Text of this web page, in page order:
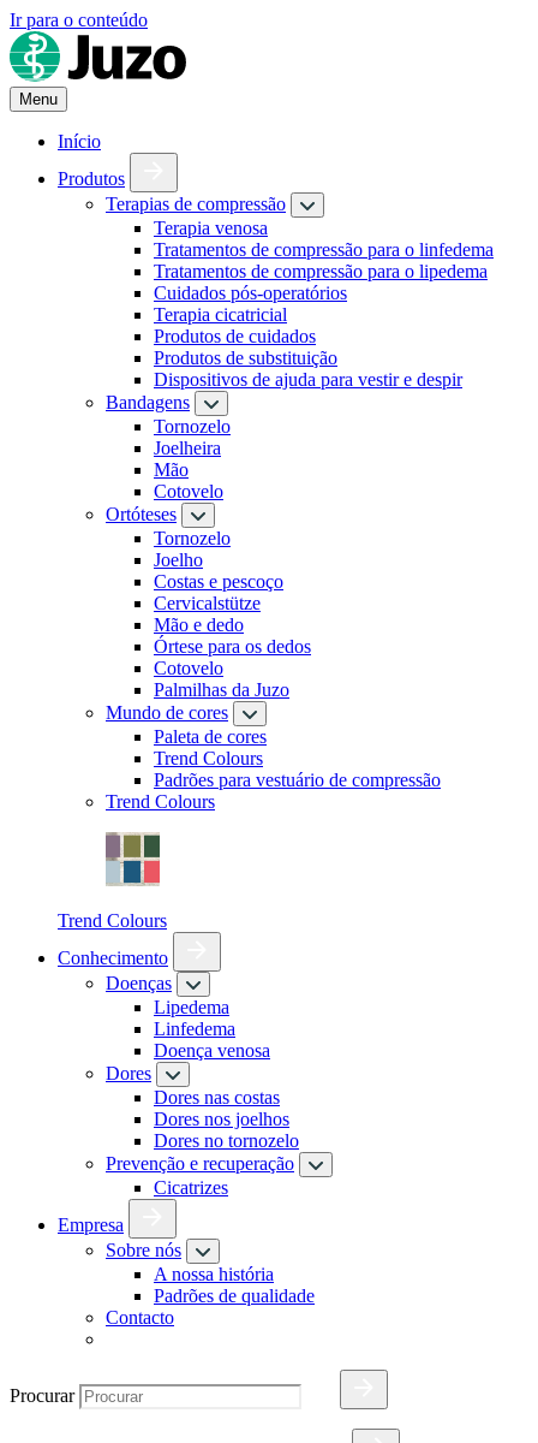
Ir para o conteúdo
Menu
Início
Produtos
Terapias de compressão
Terapia venosa
Tratamentos de compressão para o linfedema
Tratamentos de compressão para o lipedema
Cuidados pós-operatórios
Terapia cicatricial
Produtos de cuidados
Produtos de substituição
Dispositivos de ajuda para vestir e despir
Bandagens
Tornozelo
Joelheira
Mão
Cotovelo
Ortóteses
Tornozelo
Joelho
Costas e pescoço
Cervicalstütze
Mão e dedo
Órtese para os dedos
Cotovelo
Palmilhas da Juzo
Mundo de cores
Paleta de cores
Trend Colours
Padrões para vestuário de compressão
Trend Colours
Trend Colours
Conhecimento
Doenças
Lipedema
Linfedema
Doença venosa
Dores
Dores nas costas
Dores nos joelhos
Dores no tornozelo
Prevenção e recuperação
Cicatrizes
Empresa
Sobre nós
A nossa história
Padrões de qualidade
Contacto
Procurar